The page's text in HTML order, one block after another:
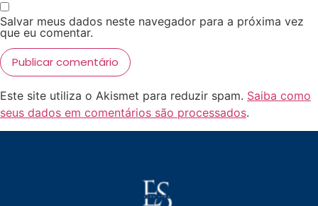
Salvar meus dados neste navegador para a próxima vez
que eu comentar.
Este site utiliza o Akismet para reduzir spam. Saiba como
seus dados em comentários são processados.